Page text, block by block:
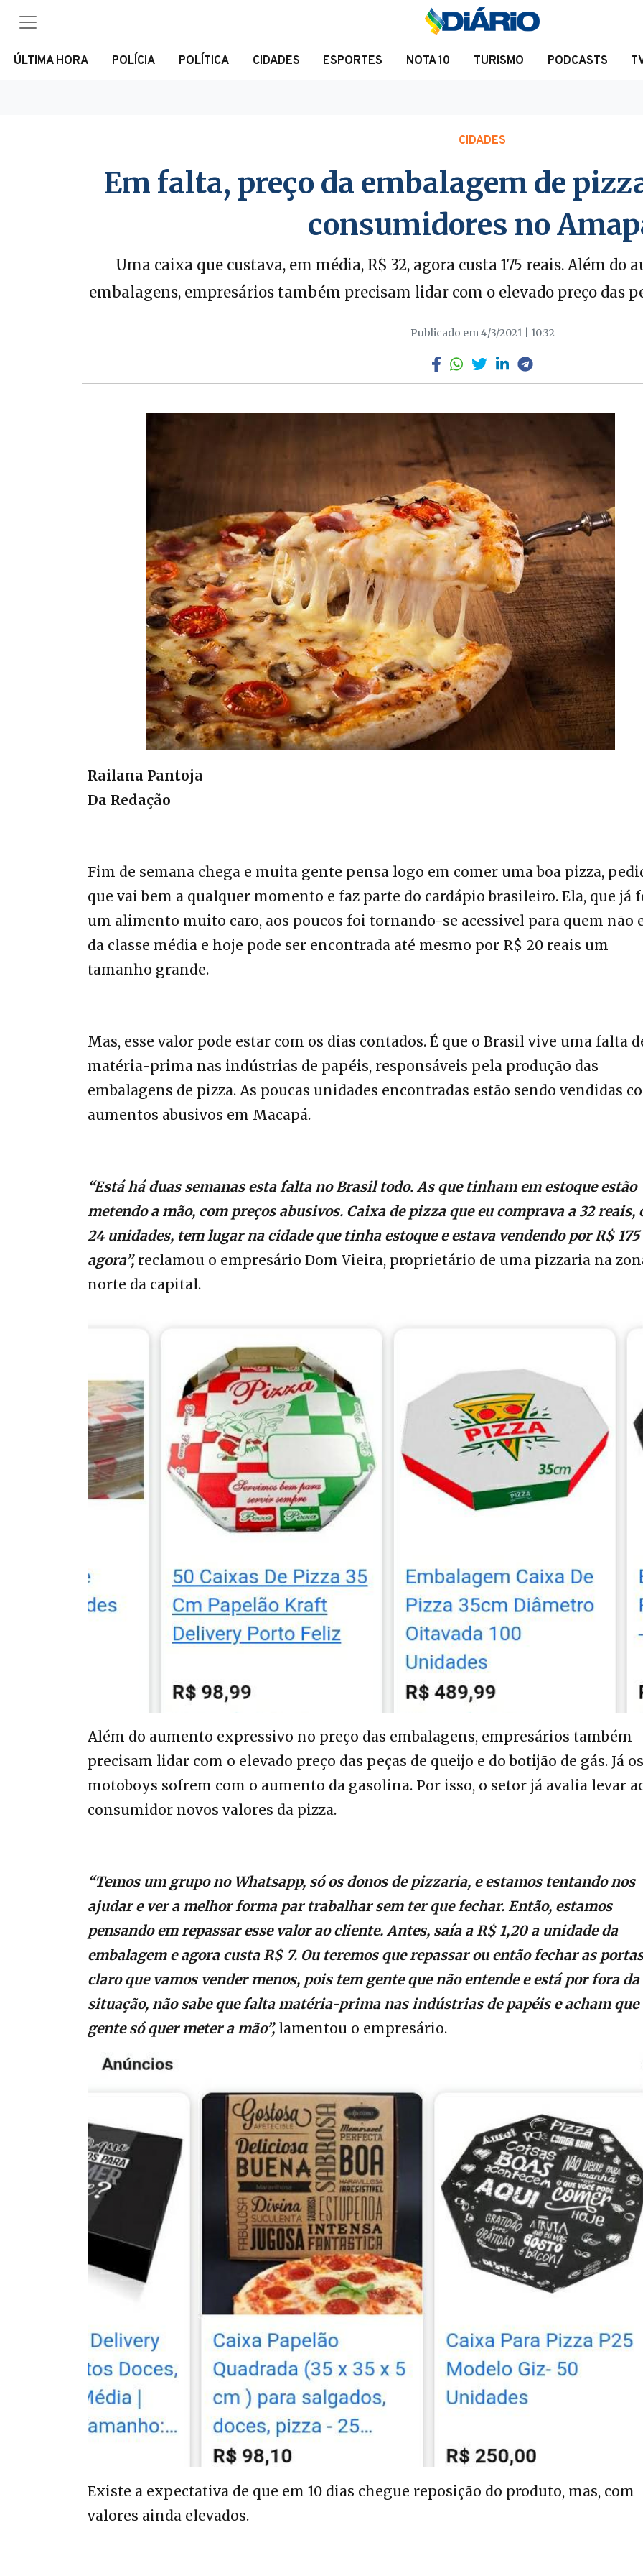
ÚLTIMA HORA POLÍCIA POLÍTICA CIDADES ESPORTES NOTA 10 TURISMO PODCASTS
CIDADES
Em falta, preço da embalagem de
consumidores no
Uma caixa que custava, em média, R$ 32, agora custa 175 reais. Além do
embalagens, empresários também precisam lidar com o elevado preço das
Publicado em 4/3/2021 | 10:32
Railana Pantoja
Da Redação
Fim de semana chega e muita gente pensa logo em comer uma boa pizza,
que vai bem a qualquer momento e faz parte do cardápio brasileiro. Ela, que já
um alimento muito caro, aos poucos foi tornando-se acessivel para quem não
da classe média e hoje pode ser encontrada até mesmo por R$ 20 reais um
tamanho grande.
Mas, esse valor pode estar com os dias contados. É que o Brasil vive uma falta
matéria-prima nas indústrias de papéis, responsáveis pela produção das
embalagens de pizza. As poucas unidades encontradas estão sendo vendidas
aumentos abusivos em Macapá.
“Está há duas semanas esta falta no Brasil todo. As que tinham em estoque estão
metendo a mão, com preços abusivos. Caixa de pizza que eu comprava a 32 reais,
24 unidades, tem lugar na cidade que tinha estoque e estava vendendo por R$ 175
agora”,reclamou o empresário Dom Vieira, proprietário de uma pizzaria na
norte da capital.
Além do aumento expressivo no preço das embalagens, empresários também
precisam lidar com o elevado preço das peças de queijo e do botijão de gás. Já os
motoboys sofrem com o aumento da gasolina. Por isso, o setor já avalia levar
consumidor novos valores da pizza.
“Temos um grupo no Whatsapp, só os donos de pizzaria, e estamos tentando nos
ajudar e ver a melhor forma par trabalhar sem ter que fechar. Então, estamos
pensando em repassar esse valor ao cliente. Antes, saía a R$ 1,20 a unidade da
embalagem e agora custa R$ 7. Ou teremos que repassar ou então fechar as
claro que vamos vender menos, pois tem gente que não entende e está por fora da
situação, não sabe que falta matéria-prima nas indústrias de papéis e acham que
gente só quer meter a mão”, lamentou o empresário.
Existe a expectativa de que em 10 dias chegue reposição do produto, mas, com
valores ainda elevados.